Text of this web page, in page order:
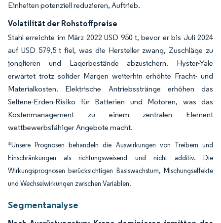
Einheiten potenziell reduzieren, Auftrieb.
Volatilität der Rohstoffpreise
Stahl erreichte im März 2022 USD 950 t, bevor er bis Juli 2024
auf USD 579,5 t fiel, was die Hersteller zwang, Zuschläge zu
jonglieren und Lagerbestände abzusichern. Hyster-Yale
erwartet trotz solider Margen weiterhin erhöhte Fracht- und
Materialkosten. Elektrische Antriebsstränge erhöhen das
Seltene-Erden-Risiko für Batterien und Motoren, was das
Kostenmanagement zu einem zentralen Element
wettbewerbsfähiger Angebote macht.
*Unsere Prognosen behandeln die Auswirkungen von Treibern und
Einschränkungen als richtungsweisend und nicht additiv. Die
Wirkungsprognosen berücksichtigen Basiswachstum, Mischungseffekte
und Wechselwirkungen zwischen Variablen.
Segmentanalyse